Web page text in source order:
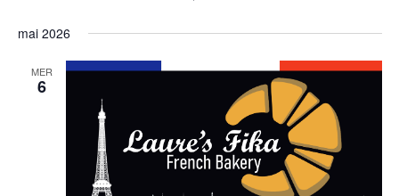
mai 2026
MER
6